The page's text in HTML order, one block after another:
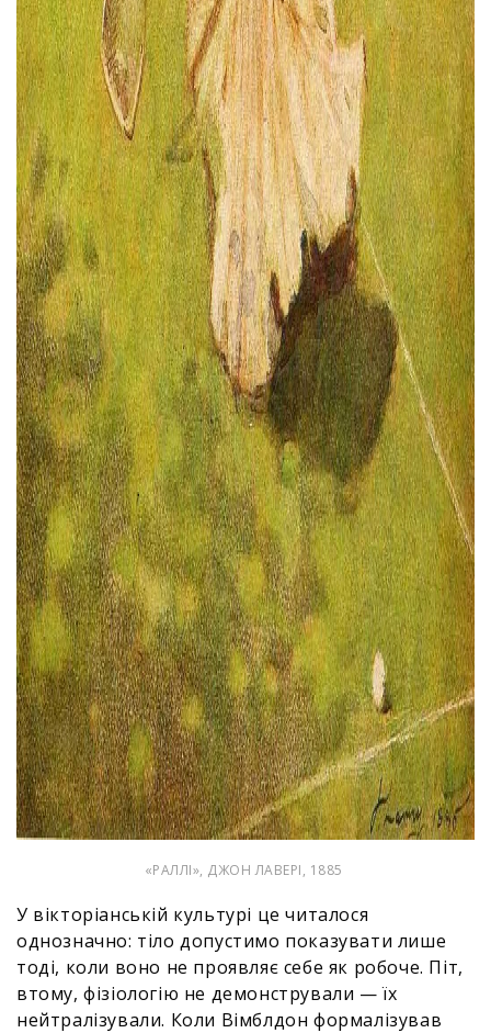
«РАЛЛІ», ДЖОН ЛАВЕРІ, 1885
У вікторіанській культурі це читалося
однозначно: тіло допустимо показувати лише
тоді, коли воно не проявляє себе як робоче. Піт,
втому, фізіологію не демонстрували — їх
нейтралізували. Коли Вімблдон формалізував